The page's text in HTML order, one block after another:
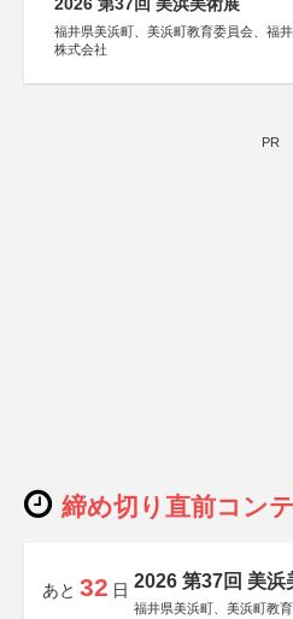
福井県美浜町、美浜町教育委員会、福
株式会社
PR
締め切り直前コン
あと 32 日 2026 第37回 美浜
福井県美浜町、美浜町教